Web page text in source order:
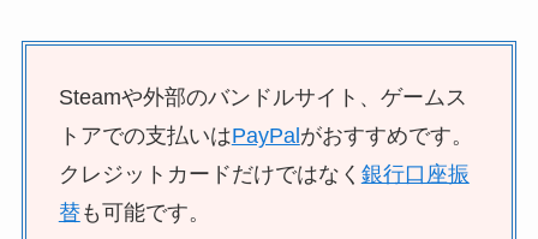
Steamや外部のバンドルサイト、ゲームス
トアでの支払いはPayPal がおすすめです。
クレジットカードだけではなく 銀行口座振
替も可能です。